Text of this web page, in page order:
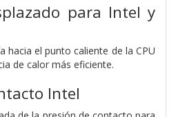
para Intel y
hacia el punto caliente de la CPU
de calor más eficiente.
Intel